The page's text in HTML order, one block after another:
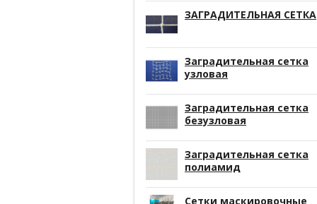
ЗАГРАДИТЕЛЬНАЯ СЕТКА
Заградительная сетка
узловая
Заградительная сетка
безузловая
Заградительная сетка
полиамид
Сетки маскировочные